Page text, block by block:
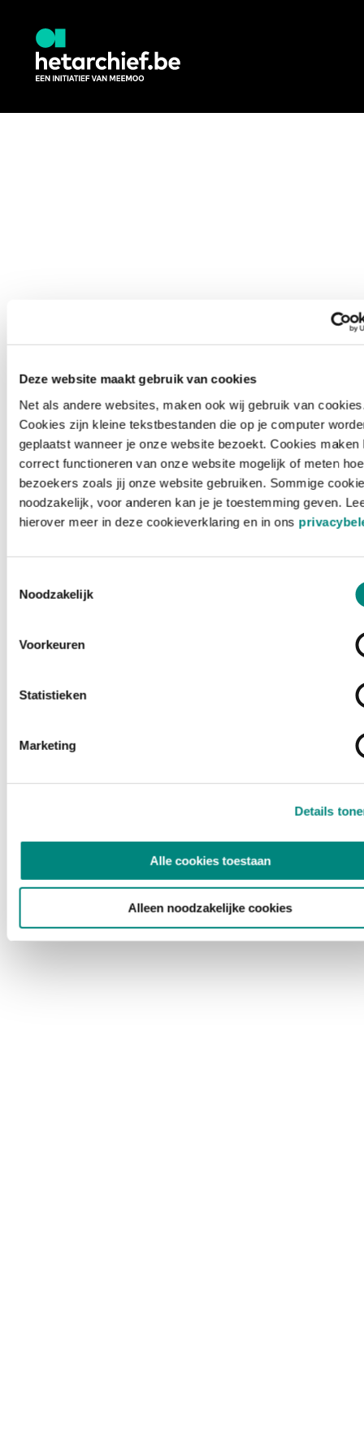
Deze website maakt gebruik van cookies
Net als andere websites, maken ook wij gebruik van
Cookies zijn kleine tekstbestanden die op je computer
geplaatst wanneer je onze website bezoekt. Cookies maken
correct functioneren van onze website mogelijk of meten hoe
bezoekers zoals jij onze website gebruiken. Sommige
noodzakelijk, voor anderen kan je je toestemming geven.
hierover meer in deze cookieverklaring en in ons
Noodzakelijk
Voorkeuren
Statistieken
Marketing
Details
Alle cookies toestaan
Alleen noodzakelijke cookies